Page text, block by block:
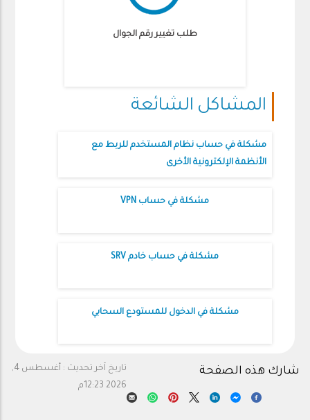
طلب تغيير رقم الجوال
المشاكل الشائعة
مشكلة في حساب نظام المستخدم للربط مع
الأنظمة الإلكترونية الأخرى
مشكلة في حساب VPN
مشكلة في حساب خادم SRV
مشكلة في الدخول للمستودع السحابي
تاريخ آخر تحديث :
أغسطس 4,
2026 12:23م
شارك هذه الصفحة